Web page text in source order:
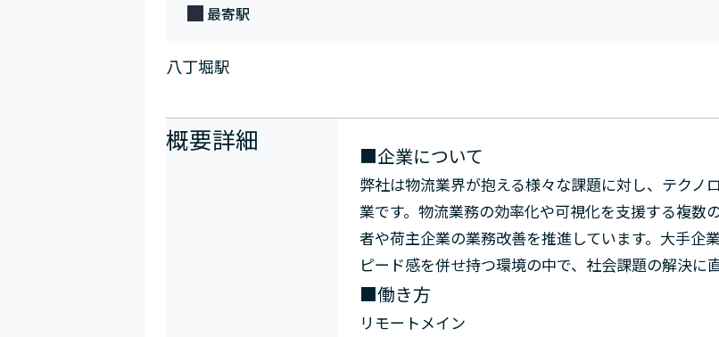
最寄駅
八丁堀駅
概要詳細
■企業について
弊社は物流業界が抱える様々な課題に対し、テクノ
業です。物流業務の効率化や可視化を支援する複数
者や荷主企業の業務改善を推進しています。大手企
ピード感を併せ持つ環境の中で、社会課題の解決に
■働き方
リモートメイン